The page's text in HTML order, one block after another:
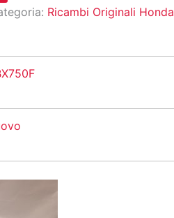
Ricambi Originali Honda